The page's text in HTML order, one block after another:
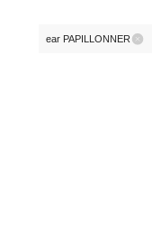
ear PAPILLONNER